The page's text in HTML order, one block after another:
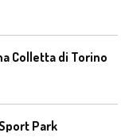
Colletta di Torino
Park